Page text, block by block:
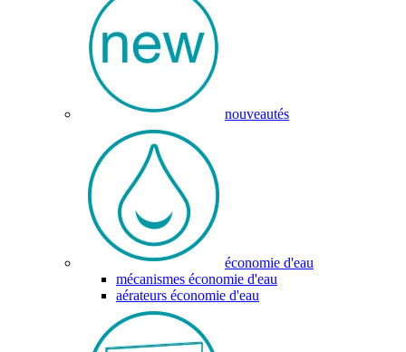
nouveautés
économie d'eau
mécanismes économie d'eau
aérateurs économie d'eau